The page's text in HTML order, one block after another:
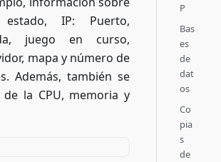
IP: Puerto,
juego en curso,
mapa y número de
Además, también se
la CPU, memoria y
P
Bas
es
de
dat
os
Co
pia
s
de